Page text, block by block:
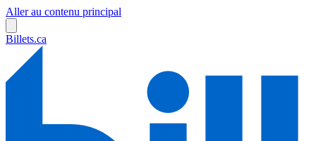
Aller au contenu principal
Billets.ca